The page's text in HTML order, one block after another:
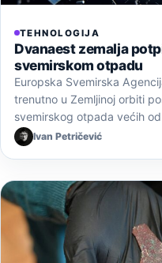
TEHNOLOGIJA
Dvanaest zemalja
svemirskom otpadu
Europska Svemirska
trenutno u Zemljinoj orbiti
svemirskog otpada većih
Ivan Petričević